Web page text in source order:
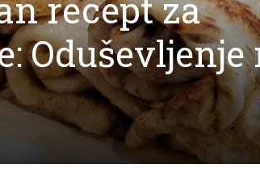
recept za
Oduševljenje